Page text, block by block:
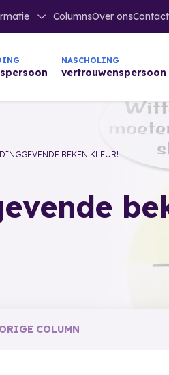
NASCHOLING
vertrouwenspersoon
ColumnsOver onsContact
BEKEN KLEUR!
COLUMN